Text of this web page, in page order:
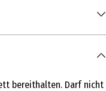
bereithalten. Darf nicht